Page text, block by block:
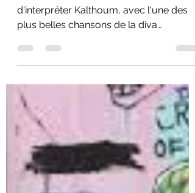
26 mai 2020
Oum Kalthoum
toujours avec Ibrahim
Maalouf
Quand Ibrahim Maalouf décide
d'interpréter Kalthoum, avec l'une des
plus belles chansons de la diva
égyptienne "Alf layla wa leila", j